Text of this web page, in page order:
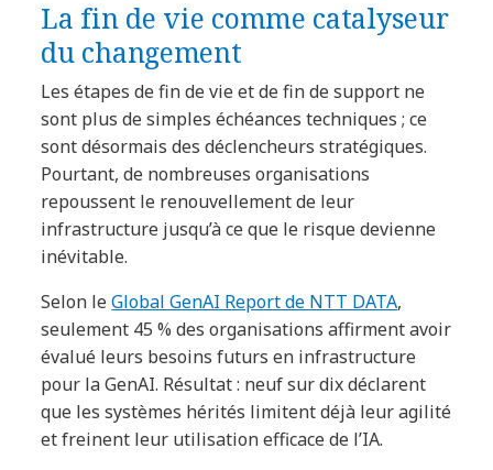
La fin de vie comme catalyseur
du changement
Les étapes de fin de vie et de fin de support ne
sont plus de simples échéances techniques ; ce
sont désormais des déclencheurs stratégiques.
Pourtant, de nombreuses organisations
repoussent le renouvellement de leur
infrastructure jusqu’à ce que le risque devienne
inévitable.
Selon leGlobal GenAI Report de NTT DATA,
seulement 45 % des organisations affirment avoir
évalué leurs besoins futurs en infrastructure
pour la GenAI. Résultat : neuf sur dix déclarent
que les systèmes hérités limitent déjà leur agilité
et freinent leur utilisation efficace de l’IA.